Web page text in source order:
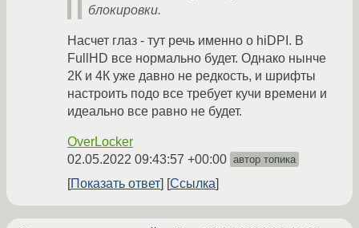
блокировки.
Насчет глаз - тут речь именно о hiDPI. В
FullHD все нормально будет. Однако нынче
2К и 4К уже давно не редкость, и шрифты
настроить подо все требует кучи времени и
идеально все равно не будет.
OverLocker
02.05.2022 09:43:57 +00:00 автор топика
Показать ответ Ссылка